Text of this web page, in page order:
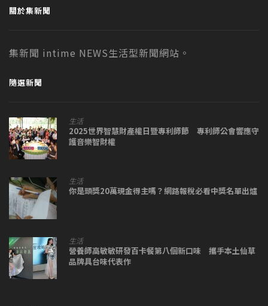
關於集新聞
集新聞 intime NEWS生活型新聞網站。
隨選新聞
生活
2025世界智慧財產權日暨專利師節 專利師公會響應守
護音樂智財權
生活
你是頭獎20萬現金得主嗎？網路報稅必看中獎名單出爐
生活
營養師高敏敏研發百卡餐第八個新口味 攜手本土仙草
品牌具台味代表作